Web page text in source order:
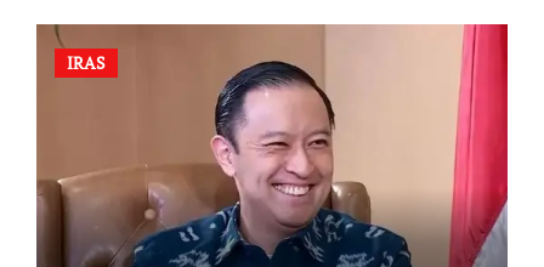
IRAS